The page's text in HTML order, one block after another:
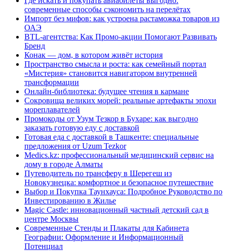
современные способы сэкономить на перелётах
Импорт без мифов: как устроена растаможка товаров из
ОАЭ
BTL-агентства: Как Промо-акции Помогают Развивать
Бренд
Конак — дом, в котором живёт история
Пространство смысла и роста: как семейный портал
«Мистерия» становится навигатором внутренней
трансформации
Онлайн-библиотека: будущее чтения в кармане
Сокровища великих морей: реальные артефакты эпохи
мореплавателей
Промокоды от Узум Тезкор в Бухаре: как выгодно
заказать готовую еду с доставкой
Готовая еда с доставкой в Ташкенте: специальные
предложения от Uzum Tezkor
Medics.kz: профессиональный медицинский сервис на
дому в городе Алматы
Путеводитель по трансферу в Шерегеш из
Новокузнецка: комфортное и безопасное путешествие
Выбор и Покупка Таунхауса: Подробное Руководство по
Инвестированию в Жилье
Magic Castle: инновационный частный детский сад в
центре Москвы
Современные Стенды и Плакаты для Кабинета
Географии: Оформление и Информационный
Потенциал